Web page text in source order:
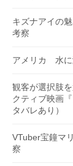
キズナアイの
考察
アメリカ 水に
観客が選択肢
クティブ映画
タバレあり）
VTuber宝鐘マ
察